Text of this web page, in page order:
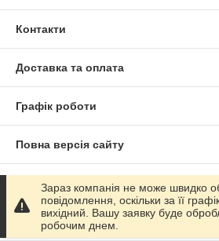
Контакти
Доставка та оплата
Графік роботи
Повна версія сайту
Сайт створено на маркетплейсі
Політика конфіденційності
Зараз компанія не може швидко
повідомлення, оскільки за її
вихідний. Вашу заявку буде
робочим днем.